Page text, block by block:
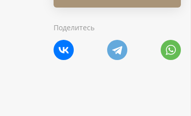
Поделитесь